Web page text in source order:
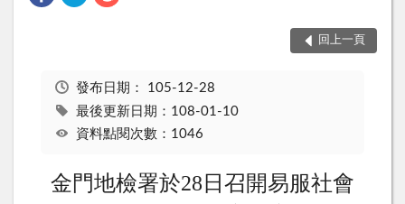
回上一頁
發布日期： 105-12-28
最後更新日期：108-01-10
資料點閱次數：1046
金門地檢署於28 日召開易服社會